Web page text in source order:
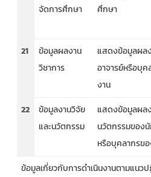
จัดการศึกษา
ศึกษา
21
ข้อมูลผลงาน
วิชาการ
แสดงข้อมูลผล
อาจารย์หรือบุ
งาน
22
ข้อมูลงานวิจัย
และนวัตกรรม
แสดงข้อมูลผล
นวัตกรรมของ
หรือบุคลากรข
ข้อมูลเกี่ยวกับการดำเนินงานตามแนว